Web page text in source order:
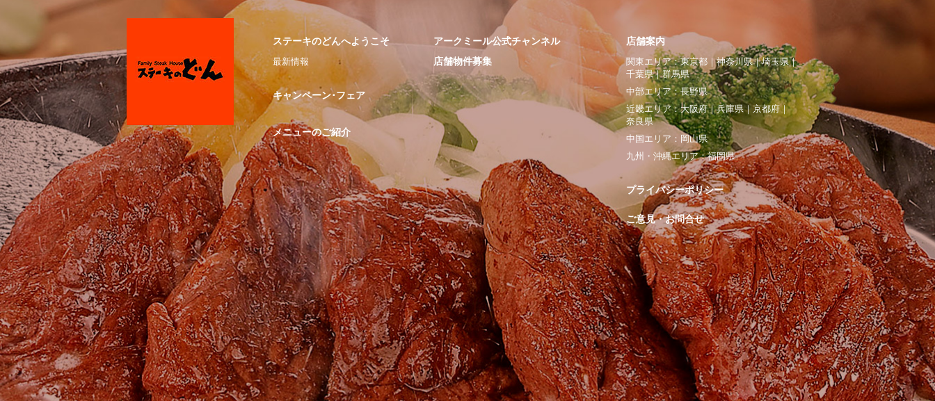
ステーキのどんへようこそ
最新情報
キャンペーン･フェア
メニューのご紹介
アークミール公式チャンネル
店舗物件募集
店舗案内
関東エリア：東京都 ｜神奈川県｜埼玉県｜
千葉県｜群馬県
中部エリア：長野県
近畿エリア：大阪府｜兵庫県｜京都府｜
奈良県
中国エリア： 岡山県
九州・沖縄エリア：福岡県
プライバシーポリシー
ご意見・お問合せ